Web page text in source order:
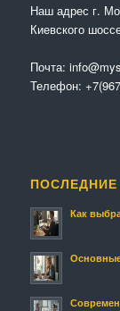
Наш адрес г.
Киевского
Почта:
Телефон:
ПОСЛЕДНИЕ
Как
Основные